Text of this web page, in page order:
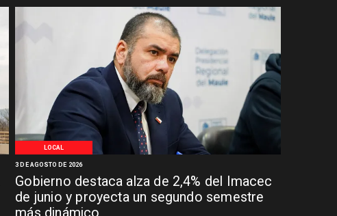
LOCAL
Gobierno destaca alza de 2,4% del Imacec
de junio y proyecta un segundo semestre
más dinámico
3 DE AGOSTO DE 2026